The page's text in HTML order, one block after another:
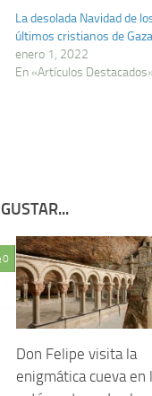
La desolada Navidad de
últimos cristianos de Gaza
enero 1, 2022
En «Artículos
0
Don Felipe visita la
enigmática cueva en